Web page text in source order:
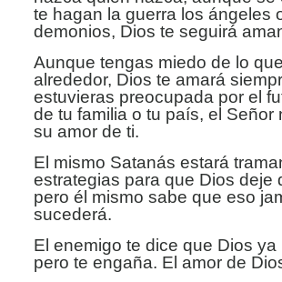
te hagan la guerra los ángeles
demonios, Dios te seguirá
Aunque tengas miedo de lo
alrededor, Dios te amará
estuvieras preocupada por el
de tu familia o tu país, el Señor
su amor de ti.
El mismo Satanás estará
estrategias para que Dios deje
pero él mismo sabe que eso
sucederá.
El enemigo te dice que Dios ya
pero te engaña. El amor de